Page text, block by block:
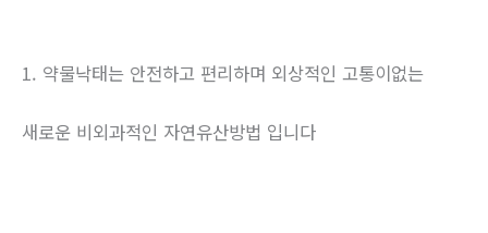
1. 약물낙태는 안전하고 편리하며 외상적인 고통이없는
새로운 비외과적인 자연유산방법 입니다